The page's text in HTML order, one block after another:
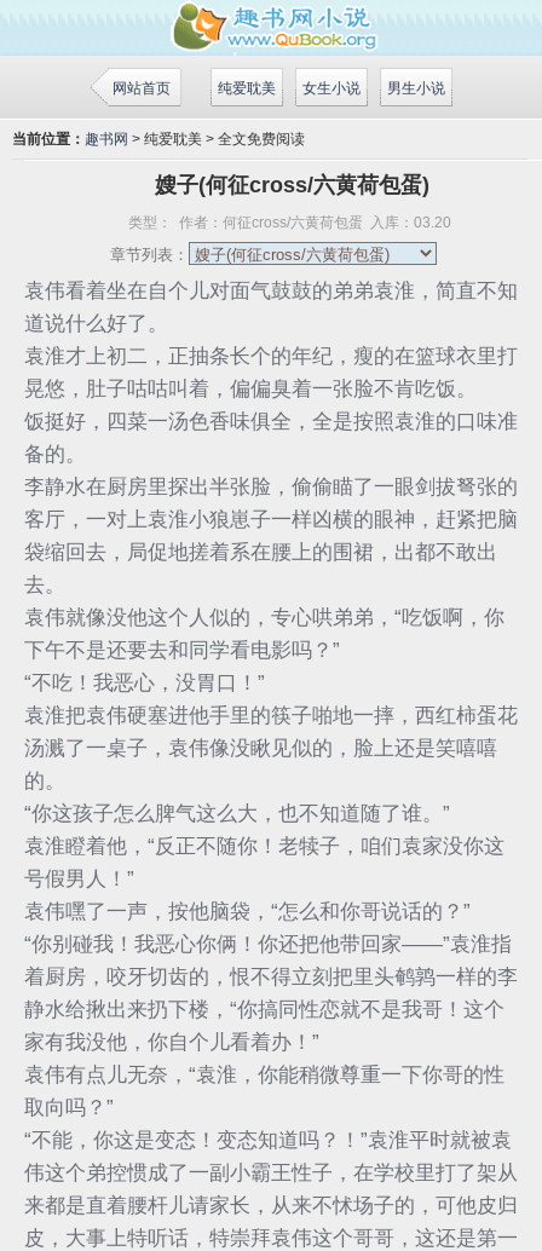
网站首页 男生小说
女生小说
纯爱耽美
当前位置： 趣书网 > 纯爱耽美 > 全文免费阅读
嫂子(何征cross/六黄荷包蛋)
类型： 作者：何征cross/六黄荷包蛋 入库：03.20
章节列表：
袁伟看着坐在自个儿对面气鼓鼓的弟弟袁淮，简直不知
道说什么好了。
袁淮才上初二，正抽条长个的年纪，瘦的在篮球衣里打
晃悠，肚子咕咕叫着，偏偏臭着一张脸不肯吃饭。
饭挺好，四菜一汤色香味俱全，全是按照袁淮的口味准
备的。
李静水在厨房里探出半张脸，偷偷瞄了一眼剑拔弩张的
客厅，一对上袁淮小狼崽子一样凶横的眼神，赶紧把脑
袋缩回去，局促地搓着系在腰上的围裙，出都不敢出
去。
袁伟就像没他这个人似的，专心哄弟弟，“吃饭啊，你
下午不是还要去和同学看电影吗？”
“不吃！我恶心，没胃口！”
袁淮把袁伟硬塞进他手里的筷子啪地一摔，西红柿蛋花
汤溅了一桌子，袁伟像没瞅见似的，脸上还是笑嘻嘻
的。
“你这孩子怎么脾气这么大，也不知道随了谁。”
袁淮瞪着他，“反正不随你！老犊子，咱们袁家没你这
号假男人！”
袁伟嘿了一声，按他脑袋，“怎么和你哥说话的？”
“你别碰我！我恶心你俩！你还把他带回家——”袁淮指
着厨房，咬牙切齿的，恨不得立刻把里头鹌鹑一样的李
静水给揪出来扔下楼，“你搞同性恋就不是我哥！这个
家有我没他，你自个儿看着办！”
袁伟有点儿无奈，“袁淮，你能稍微尊重一下你哥的性
取向吗？”
“不能，你这是变态！变态知道吗？！”袁淮平时就被袁
伟这个弟控惯成了一副小霸王性子，在学校里打了架从
来都是直着腰杆儿请家长，从来不怵场子的，可他皮归
皮，大事上特听话，特崇拜袁伟这个哥哥，这还是第一